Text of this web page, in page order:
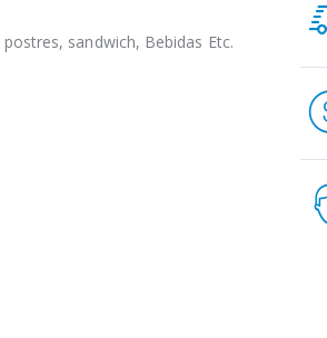
sandwich, Bebidas Etc.